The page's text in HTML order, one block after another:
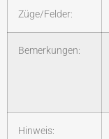
Züge/Felder:
Bemerkungen:
Hinweis: